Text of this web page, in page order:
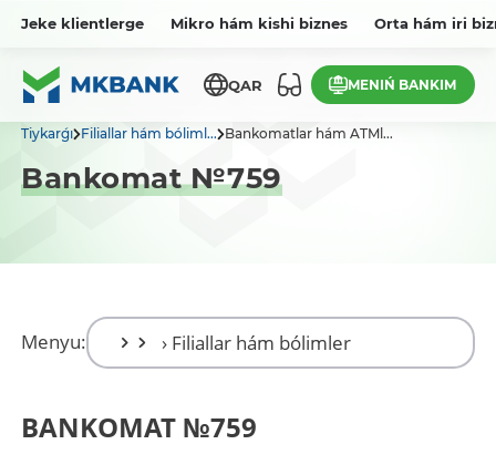
Jeke klientlerge Mikro hám kishi biznes Orta hám iri
QAR MENIŃ BANKIM
Tiykarǵı Filiallar hám bóliml... Bankomatlar hám ATMl...
Bankomat №759
Menyu:
BANKOMAT №759